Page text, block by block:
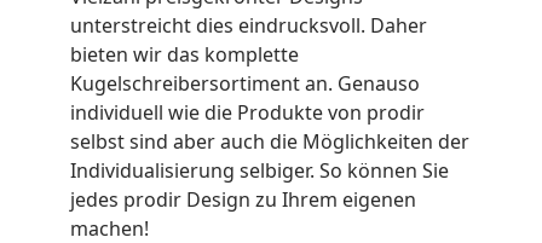
unterstreicht dies eindrucksvoll. Daher
bieten wir das komplette
Kugelschreibersortiment an. Genauso
individuell wie die Produkte von prodir
selbst sind aber auch die Möglichkeiten der
Individualisierung selbiger. So können Sie
jedes prodir Design zu Ihrem eigenen
machen!